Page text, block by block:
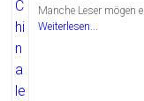
Manche Leser mögen
Weiterlesen...